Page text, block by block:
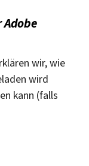
wir, wie
wird
kann (falls